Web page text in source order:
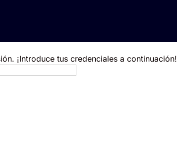
¡Introduce tus credenciales a continuación!